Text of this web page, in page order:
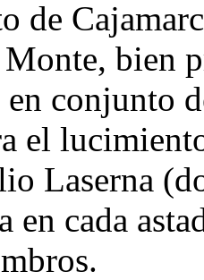
de
Monte, bien
conjunto
el
Laserna
en cada